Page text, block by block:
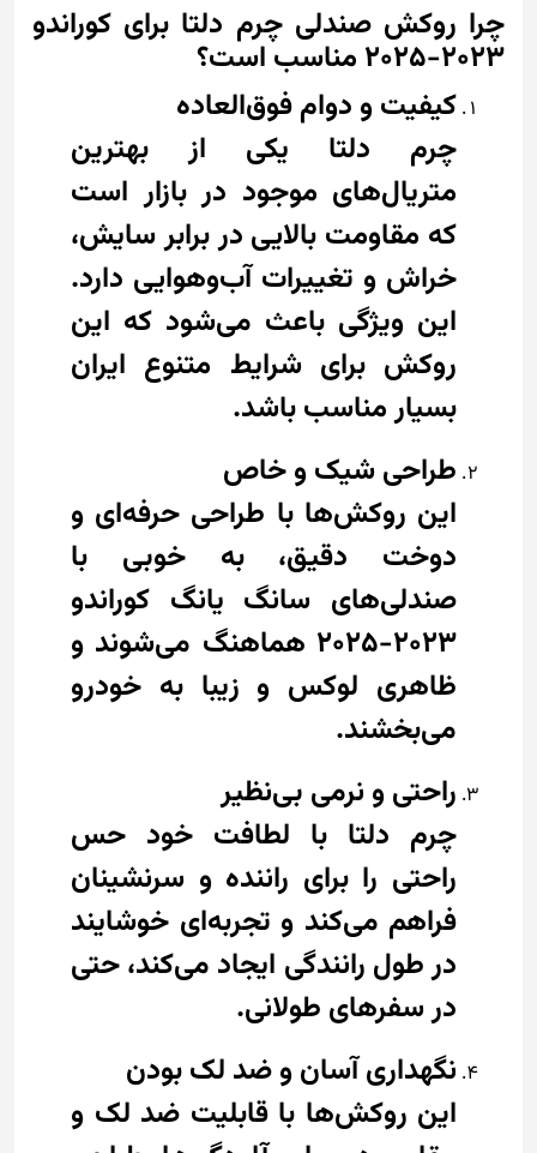
چرا روکش صندلی چرم دلتا برای کوراندو
2023-2025 مناسب است؟
کیفیت و دوام فوق‌العاده
چرم دلتا یکی از بهترین
متریال‌های موجود در بازار است
که مقاومت بالایی در برابر سایش،
خراش و تغییرات آب‌وهوایی دارد.
این ویژگی باعث می‌شود که این
روکش برای شرایط متنوع ایران
بسیار مناسب باشد.
طراحی شیک و خاص
این روکش‌ها با طراحی حرفه‌ای و
دوخت دقیق، به خوبی با
صندلی‌های سانگ یانگ کوراندو
2023-2025 هماهنگ می‌شوند و
ظاهری لوکس و زیبا به خودرو
می‌بخشند.
راحتی و نرمی بی‌نظیر
چرم دلتا با لطافت خود حس
راحتی را برای راننده و سرنشینان
فراهم می‌کند و تجربه‌ای خوشایند
در طول رانندگی ایجاد می‌کند، حتی
در سفرهای طولانی.
نگهداری آسان و ضد لک بودن
این روکش‌ها با قابلیت ضد لک و